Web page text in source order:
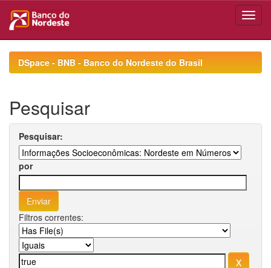
navigationDSpace - BNB - Banco do Nordeste do Brasil
Pesquisar
Pesquisar:
por
Filtros correntes: